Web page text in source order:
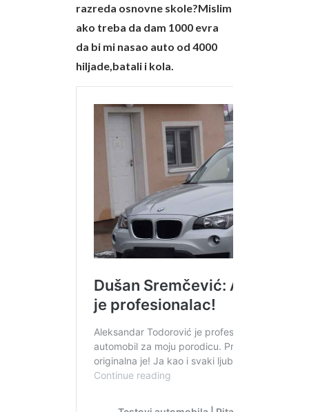
razreda osnovne skole?Mislim
ako treba da dam 1000 evra
da bi mi nasao auto od 4000
hiljade,batali i kola.